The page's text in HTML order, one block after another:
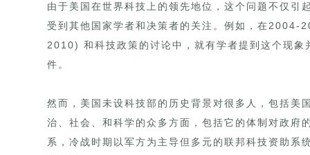
由于美国在世界科技上的领先地位，这个问题不仅引
受到其他国家学者和决策者的关注。例如，在
2010) 和科技政策的讨论中，就有学者提到这个现
件。
然而，美国未设科技部的历史背景对很多人，包括美
治、社会、和科学的众多方面，包括它的体制对政府
系，冷战时期以军方为主导但多元的联邦科技资助系